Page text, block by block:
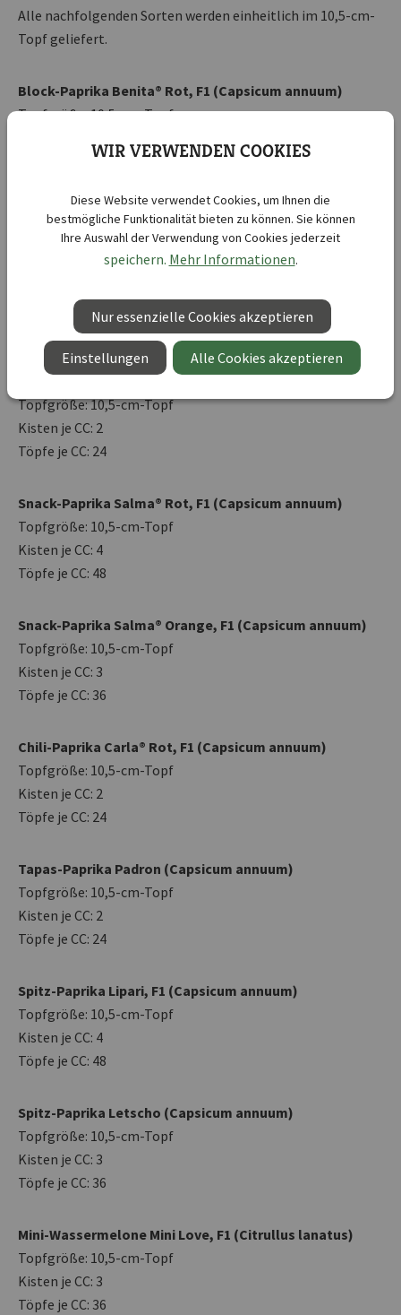
Alle nachfolgenden Sorten werden einheitlich im 10,5-cm-
Topf geliefert.
Block-Paprika Benita® Rot, F1 (Capsicum annuum)
Topfgröße: 10,5-cm-Topf
Töpfe je CC: 36
Midi-Block-Paprika Benita® Midi Orange, F1 (Capsicum
annuum)
Topfgröße: 10,5-cm-Topf
Töpfe je CC: 24
Midi-Block-Paprika Benita® Midi Gelb, F1 (Capsicum
Topfgröße: 10,5-cm-Topf
Kisten je CC: 2
Töpfe je CC: 24
Snack-Paprika Salma® Rot, F1 (Capsicum annuum)
Topfgröße: 10,5-cm-Topf
Kisten je CC: 4
Töpfe je CC: 48
Snack-Paprika Salma® Orange, F1 (Capsicum annuum)
Topfgröße: 10,5-cm-Topf
Kisten je CC: 3
Töpfe je CC: 36
Chili-Paprika Carla® Rot, F1 (Capsicum annuum)
Topfgröße: 10,5-cm-Topf
Kisten je CC: 2
Töpfe je CC: 24
Tapas-Paprika Padron (Capsicum annuum)
Topfgröße: 10,5-cm-Topf
Kisten je CC: 2
Töpfe je CC: 24
Spitz-Paprika Lipari, F1 (Capsicum annuum)
Topfgröße: 10,5-cm-Topf
Kisten je CC: 4
Töpfe je CC: 48
Spitz-Paprika Letscho (Capsicum annuum)
Topfgröße: 10,5-cm-Topf
Kisten je CC: 3
Töpfe je CC: 36
Mini-Wassermelone Mini Love, F1 (Citrullus lanatus)
Topfgröße: 10,5-cm-Topf
Kisten je CC: 3
Töpfe je CC: 36
WIR VERWENDEN COOKIES
Diese Website verwendet Cookies, um Ihnen die
bestmögliche Funktionalität bieten zu können. Sie können
Ihre Auswahl der Verwendung von Cookies jederzeit
speichern. Mehr Informationen.
Nur essenzielle Cookies akzeptieren
Einstellungen Alle Cookies akzeptieren